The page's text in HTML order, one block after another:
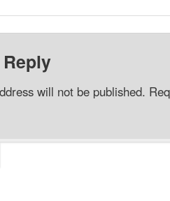
will not be published.